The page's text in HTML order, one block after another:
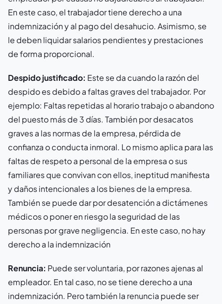
En este caso, el trabajador tiene derecho a una
indemnización y al pago del desahucio. Asimismo, se
le deben liquidar salarios pendientes y prestaciones
de forma proporcional.
Despido justificado: Este se da cuando la razón del
despido es debido a faltas graves del trabajador. Por
ejemplo: Faltas repetidas al horario trabajo o abandono
del puesto más de 3 días. También por desacatos
graves a las normas de la empresa, pérdida de
confianza o conducta inmoral. Lo mismo aplica para las
faltas de respeto a personal de la empresa o sus
familiares que convivan con ellos, ineptitud manifiesta
y daños intencionales a los bienes de la empresa.
También se puede dar por desatención a dictámenes
médicos o poner en riesgo la seguridad de las
personas por grave negligencia. En este caso, no hay
derecho a la indemnización
Renuncia: Puede ser voluntaria, por razones ajenas al
empleador. En tal caso, no se tiene derecho a una
indemnización. Pero también la renuncia puede ser